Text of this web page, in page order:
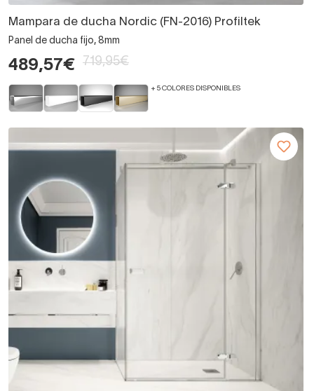
Mampara de ducha Nordic (FN-2016) Profiltek
Panel de ducha fijo, 8mm
489,57€ 719,95€
+ 5 COLORES DISPONIBLES